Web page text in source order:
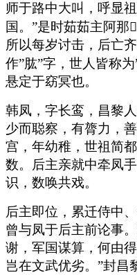
师于路中大叫，呼显
国。”是时茹茹主阿那
所以每岁讨击，后亡
作”肱”字，世人皆称
悬定于窈冥也。
韩凤，字长鸾，昌黎
少而聪察，有膂力，
宫，年幼稚，世祖简
数。后主亲就中牵凤
识，数唤共戏。
后主即位，累迁侍中
曾与凤于后主前论事
谢，军国谋算，何由
岂在文武优劣。”封昌